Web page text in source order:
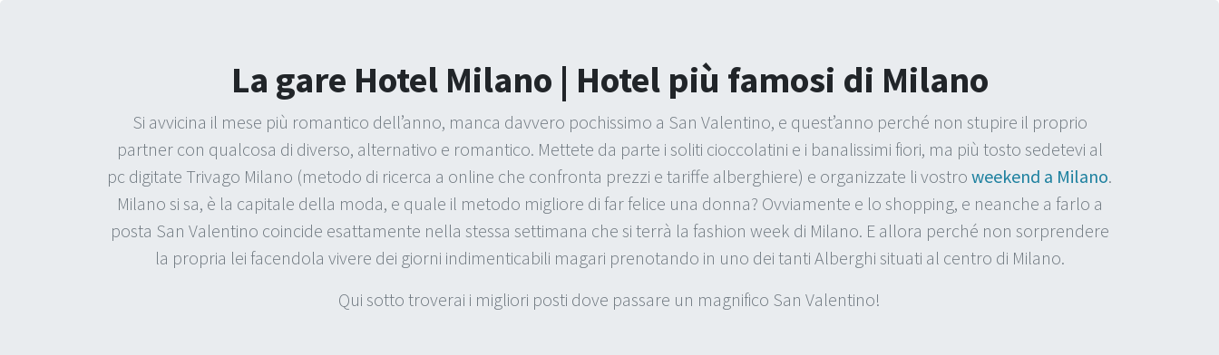
La gare Hotel Milano | Hotel più famosi di Milano
Si avvicina il mese più romantico dell’anno, manca davvero pochissimo a San Valentino, e quest’anno perché non stupire il proprio
partner con qualcosa di diverso, alternativo e romantico. Mettete da parte i soliti cioccolatini e i banalissimi fiori, ma più tosto sedetevi al
pc digitate Trivago Milano (metodo di ricerca a online che confronta prezzi e tariffe alberghiere) e organizzate li vostro weekend a Milano.
Milano si sa, è la capitale della moda, e quale il metodo migliore di far felice una donna? Ovviamente e lo shopping, e neanche a farlo a
posta San Valentino coincide esattamente nella stessa settimana che si terrà la fashion week di Milano. E allora perché non sorprendere
la propria lei facendola vivere dei giorni indimenticabili magari prenotando in uno dei tanti Alberghi situati al centro di Milano.
Qui sotto troverai i migliori posti dove passare un magnifico San Valentino!